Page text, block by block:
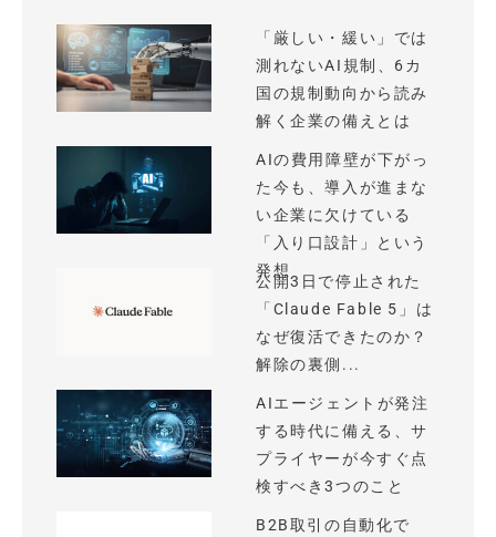
「厳しい・緩い」では
測れないAI規制、6カ
国の規制動向から読み
解く企業の備えとは
AIの費用障壁が下がっ
た今も、導入が進まな
い企業に欠けている
「入り口設計」という
発想
公開3日で停止された
「Claude Fable 5」は
なぜ復活できたのか？
解除の裏側...
AIエージェントが発注
する時代に備える、サ
プライヤーが今すぐ点
検すべき3つのこと
B2B取引の自動化で